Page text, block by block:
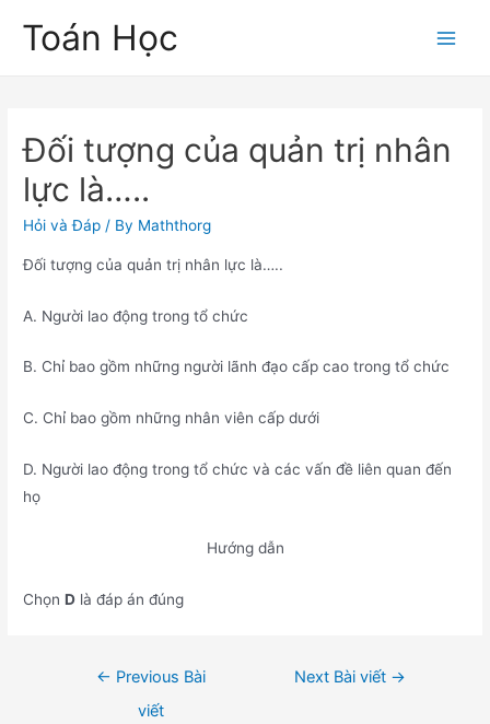
Toán Học
Đối tượng của quản trị nhân
lực là…..
Hỏi và Đáp / By Maththorg
Đối tượng của quản trị nhân lực là…..
A. Người lao động trong tổ chức
B. Chỉ bao gồm những người lãnh đạo cấp cao trong tổ chức
C. Chỉ bao gồm những nhân viên cấp dưới
D. Người lao động trong tổ chức và các vấn đề liên quan đến
họ
Hướng dẫn
ChọnD là đáp án đúng
← Previous Bài
viết
Next Bài viết →